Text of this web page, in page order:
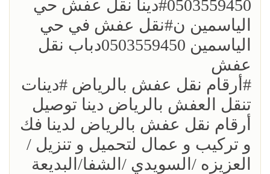
0503559450؜#دينا نقل عفش حي
الياسمين ن؜#نقل عفش في حي
الياسمين 0503559450دباب نقل
عفش
؜؜#أرقام نقل عفش بالرياض ؜#دينات
تنقل العفش بالرياض دينا توصيل
أرقام نقل عفش بالرياض لدينا فك
و تركيب و عمال لتحميل و تنزيل /
العزيزه /السويدي /الشفا/البديعة